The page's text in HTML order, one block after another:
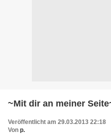
~Mit dir an meiner
Veröffentlicht am 29.03.2013 22:18
Von p.